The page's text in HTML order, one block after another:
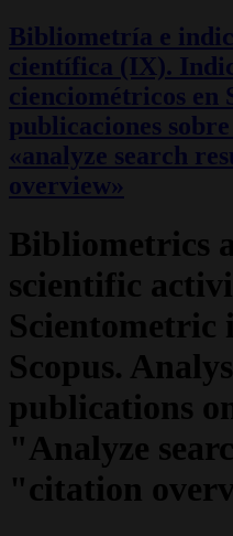
Bibliometría e
científica (IX).
cienciométricos en
publicaciones
«analyze search
overview»
Bibliometrics
scientific
Scientometric
Scopus.
publications
"Analyze
"citation